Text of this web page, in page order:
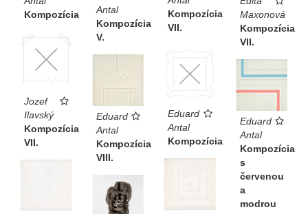
Kompozícia
Antal
Kompozícia
V.
Kompozícia
VII.
Maxonová
Kompozícia
VII.
Jozef
Ilavský
Kompozícia
VII.
Eduard
Antal
Kompozícia
Eduard
Antal
Kompozícia
VIII.
Eduard
Antal
Kompozícia
s
červenou
a
modrou